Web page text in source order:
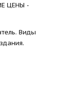
ЦЕНЫ -
Виды